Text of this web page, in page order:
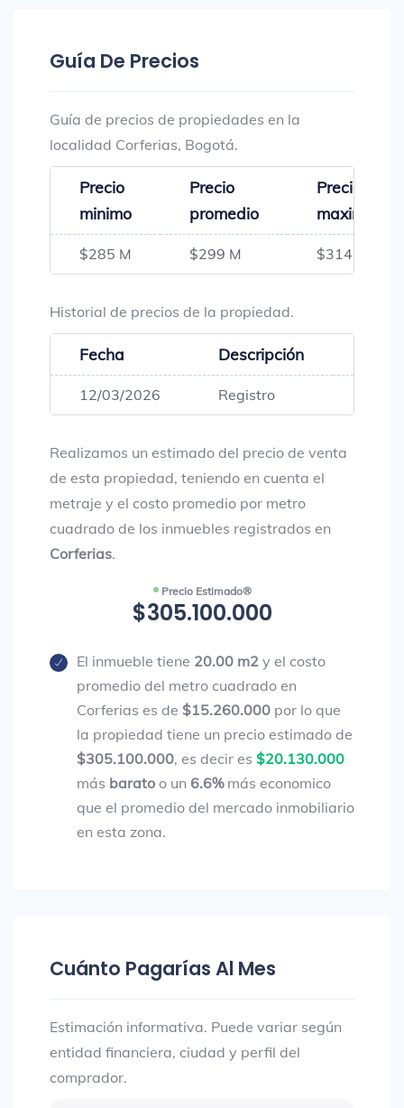
Guía De Precios
Guía de precios de propiedades en la
localidad Corferias, Bogotá.
Precio
minimo
Precio
promedio
Precio
maximo
$285 M $299 M $314 M
Historial de precios de la propiedad.
Fecha Descripción
12/03/2026 Registro
Realizamos un estimado del precio de venta
de esta propiedad, teniendo en cuenta el
metraje y el costo promedio por metro
cuadrado de los inmuebles registrados en
Corferias.
Precio Estimado®
$305.100.000
El inmueble tiene 20.00 m2 y el costo
promedio del metro cuadrado en
Corferias es de $15.260.000 por lo que
la propiedad tiene un precio estimado de
$305.100.000, es decir es $20.130.000
más barato o un 6.6%más economico
que el promedio del mercado inmobiliario
en esta zona.
Cuánto Pagarías Al Mes
Estimación informativa. Puede variar según
entidad financiera, ciudad y perfil del
comprador.